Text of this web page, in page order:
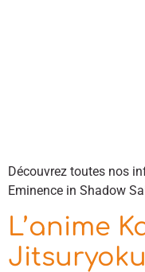
Découvrez toutes nos
Eminence in Shadow
L’anime